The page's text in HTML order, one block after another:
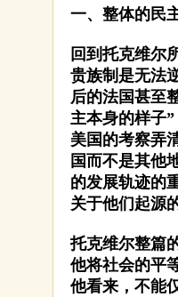
一、整体的民
回到托克维尔
贵族制是无法
后的法国甚至
主本身的样子
美国的考察弄
国而不是其他
的发展轨迹的
关于他们起源
托克维尔整篇
他将社会的平
他看来，不能